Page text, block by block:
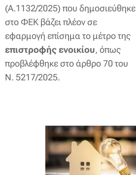
(Α.1132/2025) που δημοσιεύθηκε
στο ΦΕΚ βάζει πλέον σε
εφαρμογή επίσημα το μέτρο της
επιστροφής ενοικίου, όπως
προβλέφθηκε στο άρθρο 70 του
Ν. 5217/2025.